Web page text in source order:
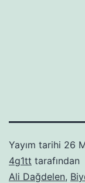
Yayım tarihi 26
4g1tt tarafından
Ali Dağdelen,